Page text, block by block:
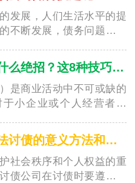
发展，人们生活水平的提
不断发展，债务问题也逐
中山要账有什么绝招？这8种技巧值得学习！
是商业活动中不可或缺的
小企业或个人经营者来
中山探讨合法讨债的意义方法和注意事项
社会秩序和个人权益的重
债公司在讨债时要遵守法